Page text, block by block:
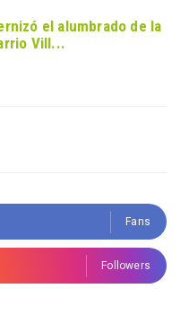
el alumbrado de la
Vill...
Fans
Followers